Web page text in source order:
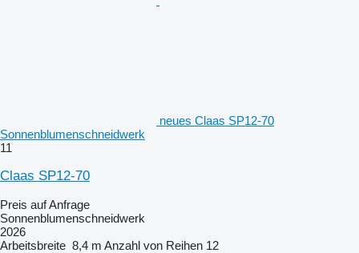
neues Claas SP12-70
Sonnenblumenschneidwerk
11
Claas SP12-70
Preis auf Anfrage
Sonnenblumenschneidwerk
2026
Arbeitsbreite 8,4 m Anzahl von Reihen 12